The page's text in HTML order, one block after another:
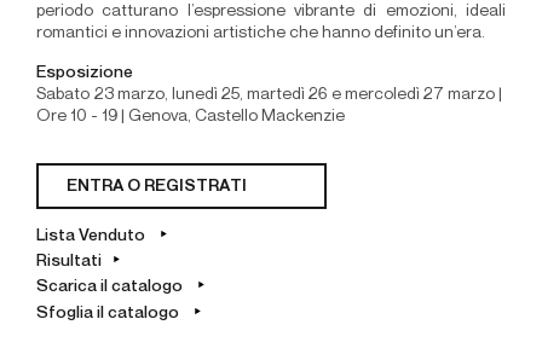
periodo catturano l’espressione vibrante di emozioni, ideali
romantici e innovazioni artistiche che hanno definito un’era.
Esposizione
Sabato 23 marzo, lunedì 25, martedì 26 e mercoledì 27 marzo |
Ore 10 - 19 | Genova, Castello Mackenzie
ENTRA O REGISTRATI
Lista Venduto
Risultati
Scarica il catalogo
Sfoglia il catalogo